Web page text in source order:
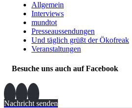
Allgemein
Interviews
mundtot
Presseaussendungen
Und täglich grüßt der Ökofreak
Veranstaltungen
Besuche uns auch auf Facebook
Nachricht senden